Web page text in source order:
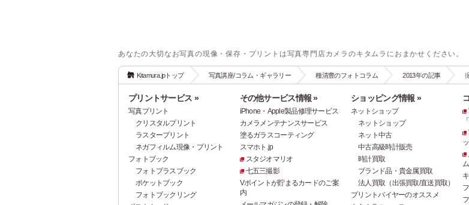
あなたの大切なお写真の現像・保存・プリントは写真専門店カメラのキタムラにおまかせください。
Kitamura.jpトップ 写真講座/コラム・ギャラリー 種清豊のフォトコラム 2013年の記事
プリントサービス »
写真プリント
クリスタルプリント
ラスタープリント
ネガフィルム現像・プリント
フォトブック
フォトプラスブック
ポケットブック
フォトブックリング
その他サービス情報 »
iPhone・Apple製品修理サービス
カメラメンテナンスサービス
塗るガラスコーティング
スマホト.jp
スタジオマリオ
七五三撮影
Vポイントが貯まるカードのご案
内
ショッピング情報 »
ネットショップ
ネットショップ
ネット中古
中古高級時計販売
時計買取
ブランド品・貴金属買取
法人買取（出張買取/直送買取）
プリントバイヤーのオススメ
ム